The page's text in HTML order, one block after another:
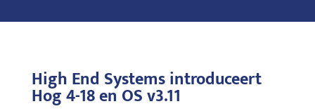
High End Systems introduceert
Hog 4-18 en OS v3.11